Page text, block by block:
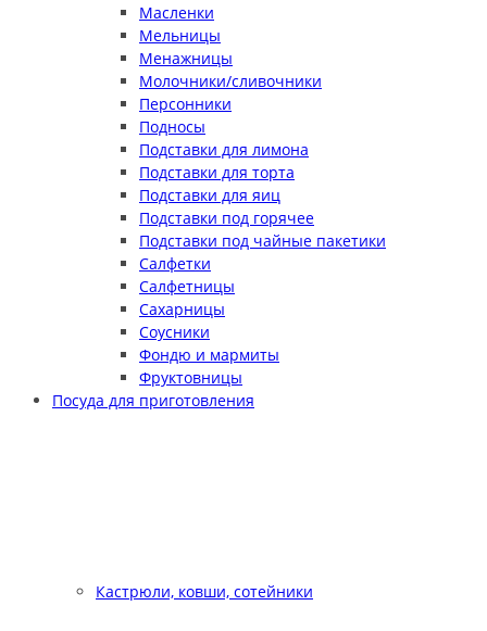
Масленки
Мельницы
Менажницы
Молочники/сливочники
Персонники
Подносы
Подставки для лимона
Подставки для торта
Подставки для яиц
Подставки под горячее
Подставки под чайные пакетики
Салфетки
Салфетницы
Сахарницы
Соусники
Фондю и мармиты
Фруктовницы
Посуда для приготовления
Кастрюли, ковши, сотейники